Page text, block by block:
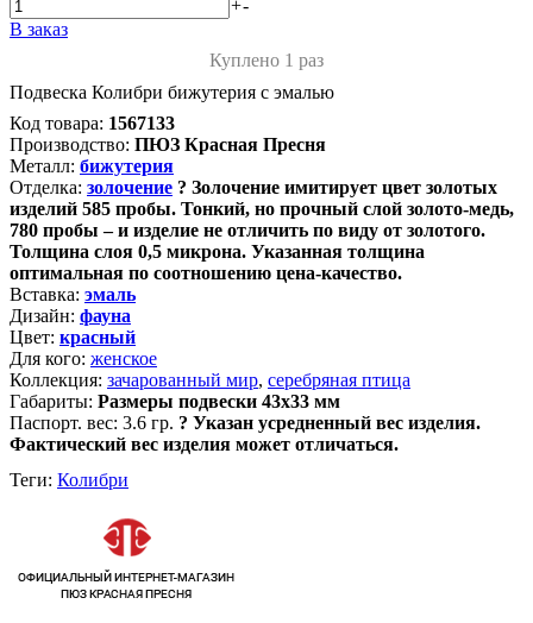
+-
В заказ
Куплено 1 раз
Подвеска Колибри бижутерия с эмалью
Код товара: 1567133
Производство: ПЮЗ Красная Пресня
Металл: бижутерия
Отделка: золочение ? Золочение имитирует цвет золотых
изделий 585 пробы. Тонкий, но прочный слой золото-медь,
780 пробы – и изделие не отличить по виду от золотого.
Толщина слоя 0,5 микрона. Указанная толщина
оптимальная по соотношению цена-качество.
Вставка: эмаль
Дизайн: фауна
Цвет: красный
Для кого: женское
Коллекция: зачарованный мир, серебряная птица
Габариты: Размеры подвески 43х33 мм
Паспорт. вес: 3.6 гр. ? Указан усредненный вес изделия.
Фактический вес изделия может отличаться.
Теги: Колибри